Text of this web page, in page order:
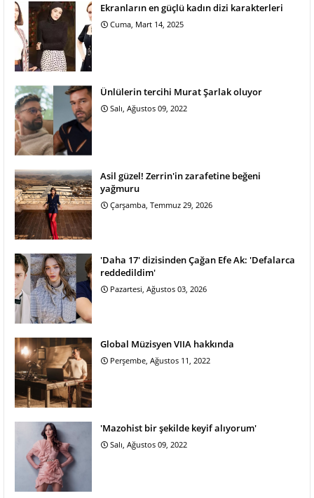
Ekranların en güçlü kadın dizi karakterleri
Cuma, Mart 14, 2025
Ünlülerin tercihi Murat Şarlak oluyor
Salı, Ağustos 09, 2022
Asil güzel! Zerrin'in zarafetine beğeni
yağmuru
Çarşamba, Temmuz 29, 2026
'Daha 17' dizisinden Çağan Efe Ak: 'Defalarca
reddedildim'
Pazartesi, Ağustos 03, 2026
Global Müzisyen VIIA hakkında
Perşembe, Ağustos 11, 2022
'Mazohist bir şekilde keyif alıyorum'
Salı, Ağustos 09, 2022